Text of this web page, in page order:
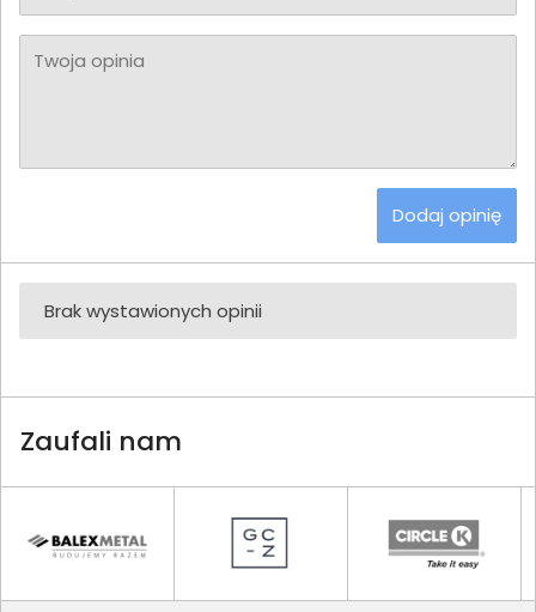
Twoja opinia
Dodaj opinię
Brak wystawionych opinii
Zaufali nam